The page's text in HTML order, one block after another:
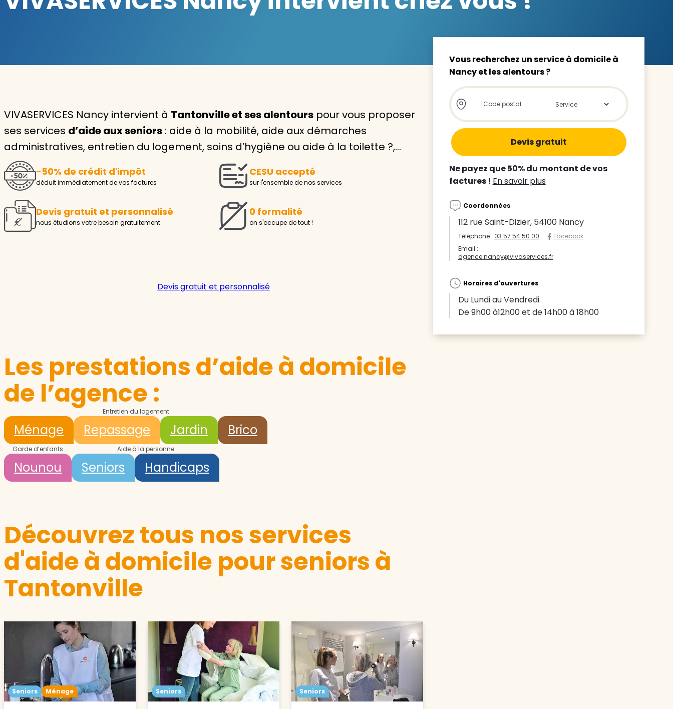
Aide à la personne
Handicaps
Voir tous les services
Avec VIVASERVICES, trouvez le
service à domicile qui vous
correspond !
Pour l’entretien de votre logement, la garde de votre enfant
ou l’accompagnement d’un parent, nos intervenants à
domicile sont là pour vous épauler.
Demander un devis gratuit
Trouver mon agence
VIVASERVICES Nancy intervient à Tantonville et ses alentours pour vous proposer
ses services d’aide aux seniors : aide à la mobilité, aide aux démarches
administratives, entretien du logement, soins d’hygiène ou aide à la toilette ?,…
-50% de crédit d'impôt
déduit immédiatement de vos factures
CESU accepté
sur l'ensemble de nos services
Devis gratuit et personnalisé
nous étudions votre besoin gratuitement
0 formalité
on s'occupe de tout !
Devis gratuit et personnalisé
Les prestations d’aide à domicile
de l’agence :
Entretien du logement
Ménage Repassage Jardin Brico
Garde d’enfants
Nounou
Aide à la personne
Seniors Handicaps
Découvrez tous nos services
d'aide à domicile pour seniors à
Tantonville
Seniors Ménage Seniors Seniors
Vous recherchez un service à domicile à
Nancy et les alentours ?
Store locator global - Autocompletion
Rechercher
Ne payez que 50% du montant de vos
factures ! En savoir plus
Coordonnées
112 rue Saint-Dizier, 54100 Nancy
Téléphone : 03 57 54 50 00
Facebook
Email :
agence.nancy@vivaservices.fr
Horaires d'ouvertures
Du Lundi au Vendredi
De 9h00 à12h00 et de 14h00 à 18h00